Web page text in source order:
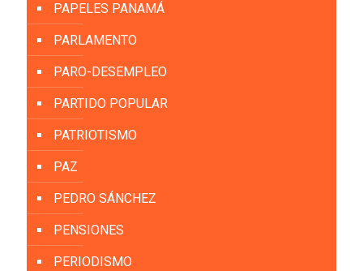
PAPELES PANAMÁ
PARLAMENTO
PARO-DESEMPLEO
PARTIDO POPULAR
PATRIOTISMO
PAZ
PEDRO SÁNCHEZ
PENSIONES
PERIODISMO